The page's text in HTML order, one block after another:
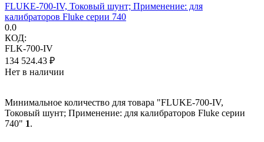
FLUKE-700-IV, Токовый шунт; Применение: для
калибраторов Fluke серии 740
0.0
КОД:
FLK-700-IV
134 524.43 ₽
Нет в наличии
Минимальное количество для товара "FLUKE-700-IV,
Токовый шунт; Применение: для калибраторов Fluke серии
740" 1.